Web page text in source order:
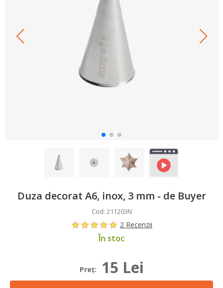
Duza decorat A6, inox, 3 mm - de Buyer
Cod: 211203N
2 Recenzii
În stoc
Preţ: 15 Lei